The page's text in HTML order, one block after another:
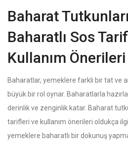
Baharat
Baharatlı Sos
Kullanım Önerileri
Baharatlar, yemeklere farklı bir tat ve
büyük bir rol oynar. Baharatlarla
derinlik ve zenginlik katar. Baharat
tarifleri ve kullanım önerileri oldukça
yemeklere baharatlı bir dokunuş